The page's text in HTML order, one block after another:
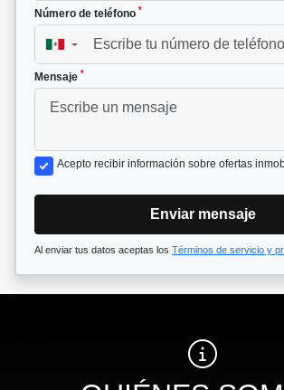
Número de teléfono *
▼
Mensaje *
Acepto recibir información sobre ofertas
Enviar mensaje
Al enviar tus datos aceptas los Términos de servicio y